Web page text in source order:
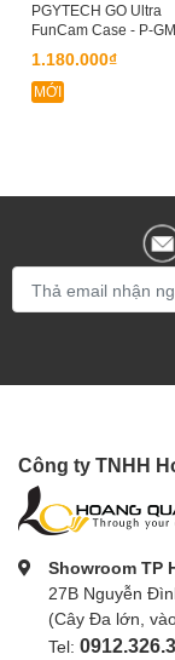
PGYTECH GO Ultra
FunCam Case - P-
1.180.000₫
MỚI
Công ty TNHH
Showroom TP
27B Nguyễn
(Cây Đa lớn,
Tel: